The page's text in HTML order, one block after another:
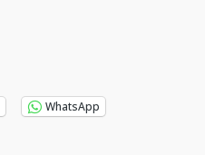
WhatsApp